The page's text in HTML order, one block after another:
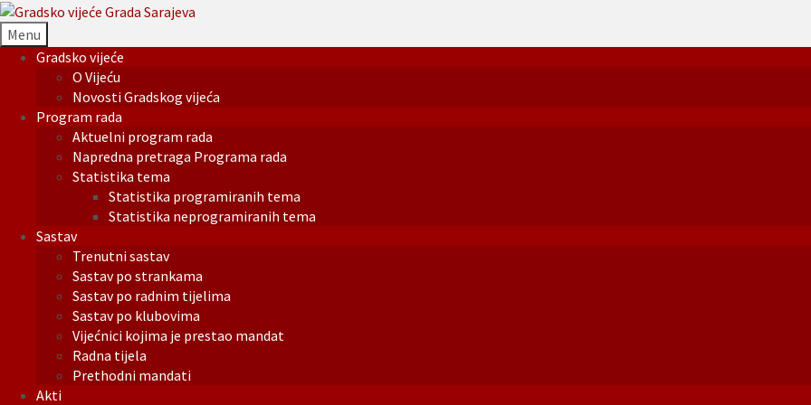
Menu
Gradsko vijeće
O Vijeću
Novosti Gradskog vijeća
Program rada
Aktuelni program rada
Napredna pretraga Programa rada
Statistika tema
Statistika programiranih tema
Statistika neprogramiranih tema
Sastav
Trenutni sastav
Sastav po strankama
Sastav po radnim tijelima
Sastav po klubovima
Vijećnici kojima je prestao mandat
Radna tijela
Prethodni mandati
Akti